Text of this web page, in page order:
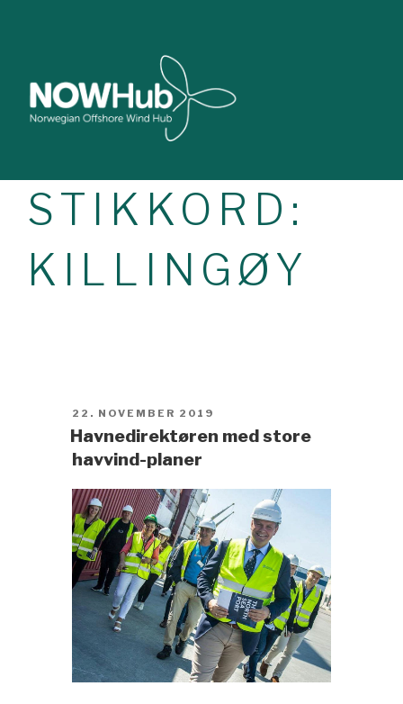
STIKKORD:
KILLINGØY
POSTED
ON
22. NOVEMBER 2019
Havnedirektøren med store
havvind-planer